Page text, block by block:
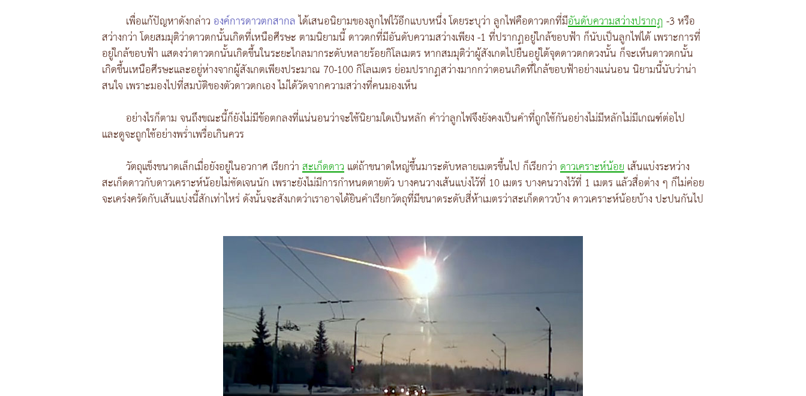
เพื่อแก้ปัญหาดังกล่าว องค์การดาวตกสากลได้เสนอนิยามของลูกไฟไว้อีกแบบหนึ่ง โดยระบุว่า ลูกไฟคือดาวตกที่มีอันดับความสว่างปรากฏ-3 หรือ
สว่างกว่า โดยสมมุติว่าดาวตกนั้นเกิดที่เหนือศีรษะ ตามนิยามนี้ ดาวตกที่มีอันดับความสว่างเพียง -1 ที่ปรากฏอยู่ใกล้ขอบฟ้า ก็นับเป็นลูกไฟได้ เพราะการที่
อยู่ใกล้ขอบฟ้า แสดงว่าดาวตกนั้นเกิดขึ้นในระยะไกลมากระดับหลายร้อยกิโลเมตร หากสมมุติว่าผู้สังเกตไปยืนอยู่ใต้จุดดาวตกดวงนั้น ก็จะเห็นดาวตกนั้น
เกิดขึ้นเหนือศีรษะและอยู่ห่างจากผู้สังเกตเพียงประมาณ 70-100 กิโลเมตร ย่อมปรากฏสว่างมากกว่าตอนเกิดที่ใกล้ขอบฟ้าอย่างแน่นอน นิยามนี้นับว่าน่า
สนใจ เพราะมองไปที่สมบัติของตัวดาวตกเอง ไม่ได้วัดจากความสว่างที่คนมองเห็น
อย่างไรก็ตาม จนถึงขณะนี้ก็ยังไม่มีข้อตกลงที่แน่นอนว่าจะใช้นิยามใดเป็นหลัก คำว่าลูกไฟจึงยังคงเป็นคำที่ถูกใช้กันอย่างไม่มีหลักไม่มีเกณฑ์ต่อไป
และดูจะถูกใช้อย่างพร่ำเพรื่อเกินควร
วัตถุแข็งขนาดเล็กเมื่อยังอยู่ในอวกาศ เรียกว่าสะเก็ดดาวแต่ถ้าขนาดใหญ่ขึ้นมาระดับหลายเมตรขึ้นไป ก็เรียกว่าดาวเคราะห์น้อยเส้นแบ่งระหว่าง
สะเก็ดดาวกับดาวเคราะห์น้อยไม่ชัดเจนนัก เพราะยังไม่มีการกำหนดตายตัว บางคนวางเส้นแบ่งไว้ที่ 10 เมตร บางคนวางไว้ที่ 1 เมตร แล้วสื่อต่าง ๆ ก็ไม่ค่อย
จะเคร่งครัดกับเส้นแบ่งนี้สักเท่าไหร่ ดังนั้นจะสังเกตว่าเราอาจได้ยินคำเรียกวัตถุที่มีขนาดระดับสี่ห้าเมตรว่าสะเก็ดดาวบ้าง ดาวเคราะห์น้อยบ้าง ปะปนกันไป